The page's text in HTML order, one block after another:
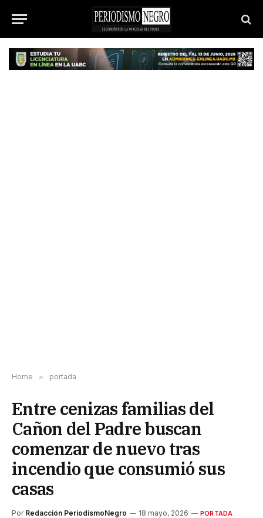
Home » portada
Entre cenizas familias del
Cañon del Padre buscan
comenzar de nuevo tras
incendio que consumió sus
casas
Por Redacción PeriodismoNegro 18 mayo, 2026 PORTADA